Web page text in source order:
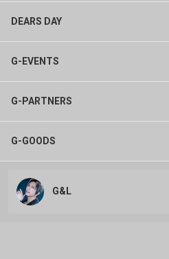
DEARS DAY
G-EVENTS
G-PARTNERS
G-GOODS
G&L